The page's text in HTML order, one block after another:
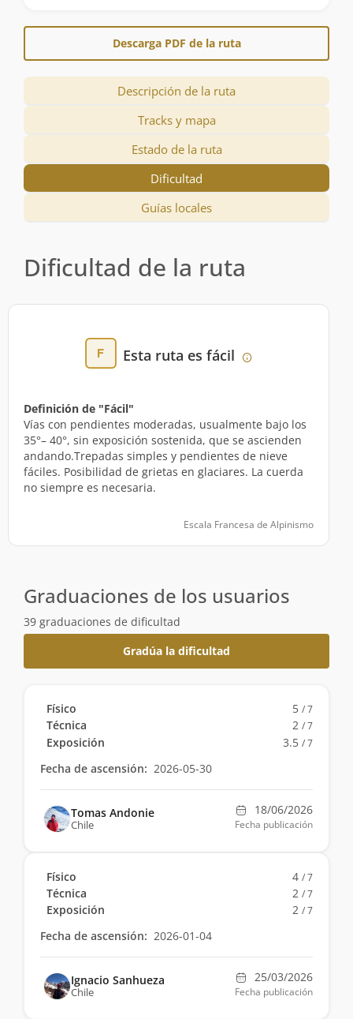
Descarga PDF de la ruta
Descripción de la ruta
Tracks y mapa
Estado de la ruta
Dificultad
Guías locales
Dificultad de la ruta
Esta ruta es fácil
Definición de "Fácil"
Vías con pendientes moderadas, usualmente bajo los
35°– 40°, sin exposición sostenida, que se ascienden
andando.Trepadas simples y pendientes de nieve
fáciles. Posibilidad de grietas en glaciares. La cuerda
no siempre es necesaria.
Escala Francesa de Alpinismo
Graduaciones de los usuarios
39 graduaciones de dificultad
Gradúa la dificultad
Físico 5 / 7
Técnica 2 / 7
Exposición 3.5 / 7
Fecha de ascensión: 2026-05-30
Tomas Andonie
Chile
18/06/2026
Fecha publicación
Físico 4 / 7
Técnica 2 / 7
Exposición 2 / 7
Fecha de ascensión: 2026-01-04
Ignacio Sanhueza
Chile
25/03/2026
Fecha publicación